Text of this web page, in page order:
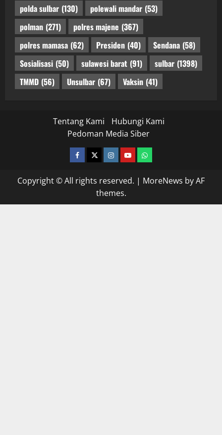
polda sulbar (130) polewali mandar (53)
polman (271) polres majene (367)
polres mamasa (62) Presiden (40) Sendana (58)
Sosialisasi (50) sulawesi barat (91) sulbar (1398)
TMMD (56) Unsulbar (67) Vaksin (41)
Tentang Kami
Hubungi Kami
Pedoman Media Siber
facebooktwitterinstagram.com
youtubewhatsapp
Copyright © All rights reserved. | MoreNews by AF
themes.